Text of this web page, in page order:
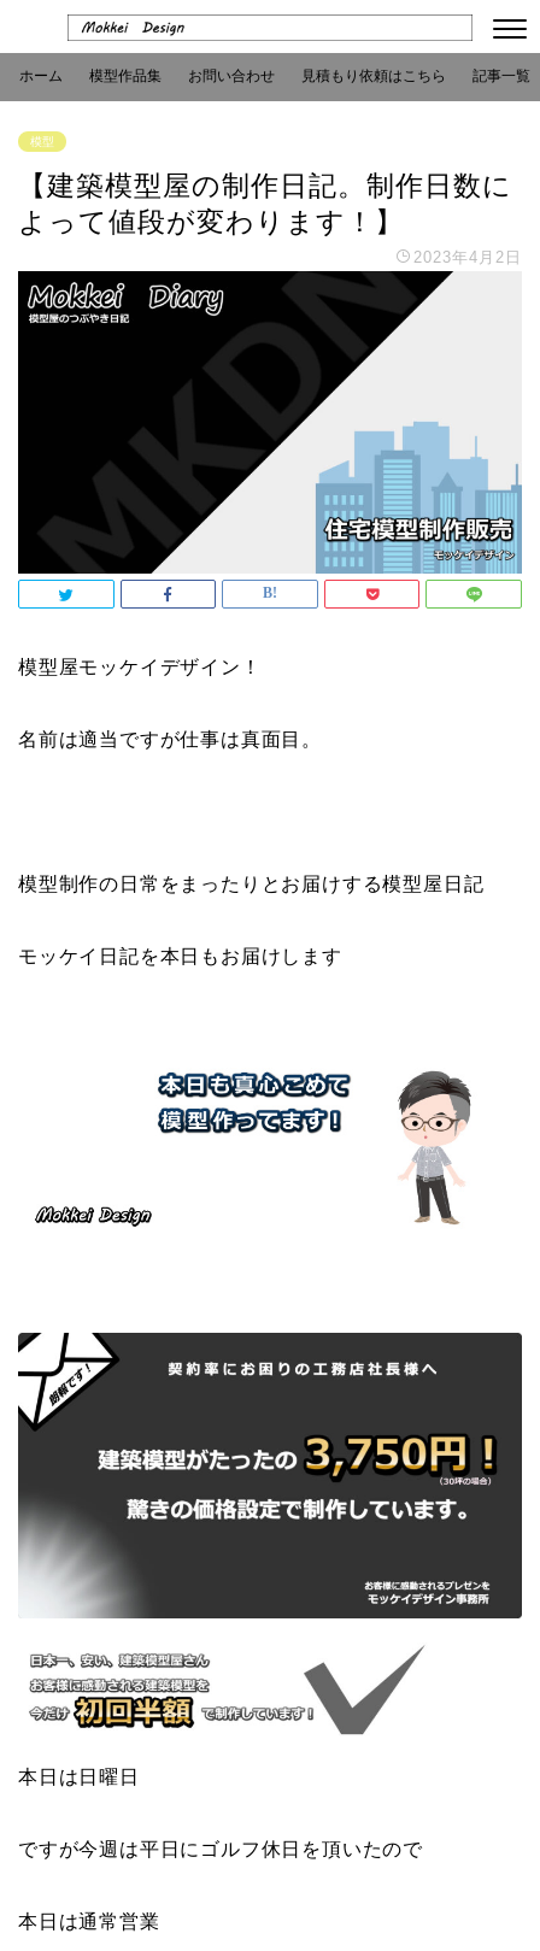
ホーム 模型作品集 お問い合わせ 見積もり依頼はこちら 記事一覧
模型
【建築模型屋の制作日記。制作日数に
よって値段が変わります！】
2023年4月2日
模型屋モッケイデザイン！
名前は適当ですが仕事は真面目。
模型制作の日常をまったりとお届けする模型屋日記
モッケイ日記を本日もお届けします
本日は日曜日
ですが今週は平日にゴルフ休日を頂いたので
本日は通常営業